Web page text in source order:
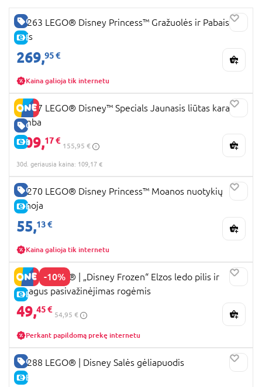
GERA KAINA
E-KAINA
43263 LEGO® Disney Princess™ Gražuolės ir Pabaisos
pilis
269,95 €
Kaina galioja tik internetu
GERA KAINA
E-KAINA
43247 LEGO® Disney™ Specials Jaunasis liūtas karalius
Simba
109,17 €
155,95 €
30d. geriausia kaina: 109,17 €
GERA KAINA
E-KAINA
43270 LEGO® Disney Princess™ Moanos nuotykių
kanoja
55,13 €
Kaina galioja tik internetu
-10%
E-KAINA
43281 LEGO® ǀ „Disney Frozen“ Elzos ledo pilis ir
smagus pasivažinėjimas rogėmis
49,45 €
54,95 €
Perkant papildomą prekę internetu
GERA KAINA
E-KAINA
43288 LEGO® ǀ Disney Salės gėliapuodis